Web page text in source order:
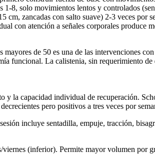
8, solo movimientos lentos y controlados
zancadas con salto suave) 2-3 veces por
con atención a señales corporales produce
de 50 es una de las intervenciones
funcional. La calistenia, sin requerimiento
y la capacidad individual de recuperación.
pero positivos a tres veces por
incluye sentadilla, empuje, tracción,
(inferior). Permite mayor volumen por